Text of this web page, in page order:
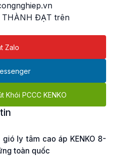
THÀNH ĐẠT trên
Zalo
Khói PCCC KENKO
ly tâm cao áp KENKO 8-
toàn quốc